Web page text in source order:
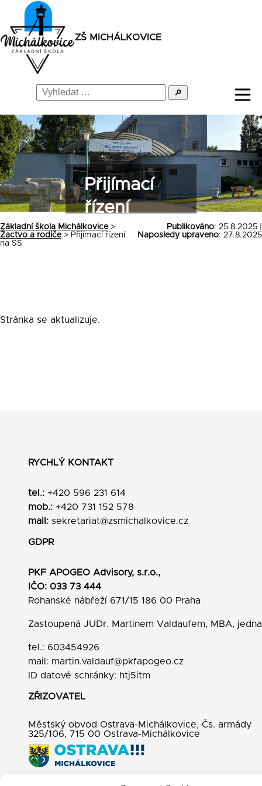
ZŠ MICHÁLKOVICE
🔎
Přijímací
řízení
na SŠ
Základní škola Michálkovice>
Žactvo a rodiče> Přijímací řízení
na SŠ
Publikováno: 25.8.2025 |
Naposledy upraveno: 27.8.2025
Stránka se aktualizuje.
RYCHLÝ KONTAKT
tel.: +420 596 231 614
mob.: +420 731 152 578
mail: sekretariat@zsmichalkovice.cz
GDPR
PKF APOGEO Advisory, s.r.o.,
IČO: 033 73 444
Rohanské nábřeží 671/15 186 00 Praha
Zastoupená JUDr. Martinem Valdaufem, MBA,
tel.: 603454926
mail: martin.valdauf@pkfapogeo.cz
ID datové schránky: htj5itm
ZŘIZOVATEL
Městský obvod Ostrava-Michálkovice, Čs. armády
325/106, 715 00 Ostrava-Michálkovice